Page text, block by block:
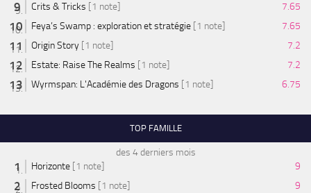
Crits & Tricks [1 note]
7.65
Feya’s Swamp : exploration et stratégie [1 note]
7.65
Origin Story [1 note]
7.2
Estate: Raise The Realms [1 note]
7.2
Wyrmspan: L'Académie des Dragons [1 note] 6.75
TOP FAMILLE
des 4 derniers mois
Horizonte [1 note]
9
Frosted Blooms [1 note]
9